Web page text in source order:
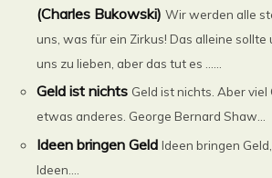
(Charles Bukowski) Wir werden alle
uns, was für ein Zirkus! Das alleine sollte
uns zu lieben, aber das tut es ......
Geld ist nichts Geld ist nichts. Aber viel
etwas anderes. George Bernard Shaw...
Ideen bringen Geld Ideen bringen
Ideen....